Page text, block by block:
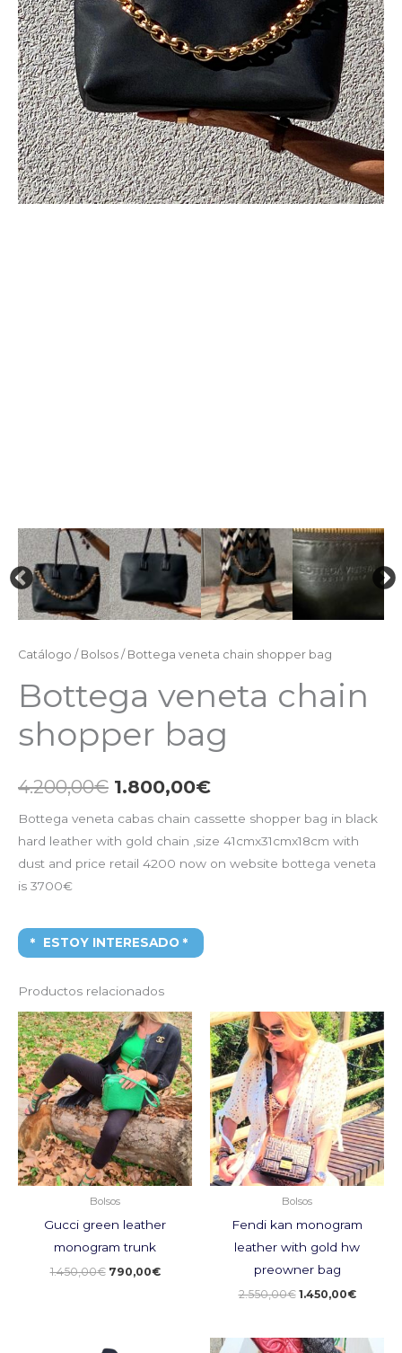
Catálogo / Bolsos / Bottega veneta chain shopper bag
Bottega veneta chain
shopper bag
4.200,00€ 1.800,00€
Bottega veneta cabas chain cassette shopper bag in black
hard leather with gold chain ,size 41cmx31cmx18cm with
dust and price retail 4200 now on website bottega veneta
is 3700€
ESTOY INTERESADO
Productos relacionados
Bolsos
Gucci green leather
monogram trunk
1.450,00€
El
precio
original
era:
1.450,00€.
790,00€
El
precio
actual
es:
790,00€.
Bolsos
Fendi kan monogram
leather with gold hw
preowner bag
2.550,00€
El
precio
original
era:
2.550,00€.
1.450,00€
El
precio
actual
es:
El